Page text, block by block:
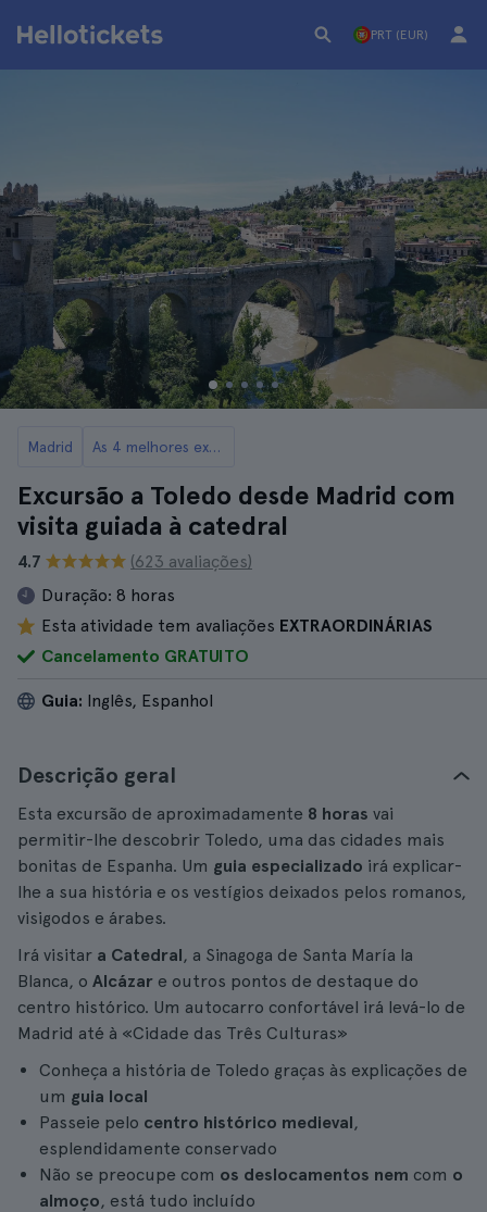
PRT (EUR)
Madrid As 4 melhores excursões a Toledo a partir de Madrid
Excursão a Toledo desde Madrid com
visita guiada à catedral
4.7
(623 avaliações)
Duração: 8 horas
Esta atividade tem avaliações EXTRAORDINÁRIAS
Cancelamento GRATUITO
Guia: Inglês, Espanhol
Descrição geral
Esta excursão de aproximadamente 8 horas vai
permitir-lhe descobrir Toledo, uma das cidades mais
bonitas de Espanha. Um guia especializado irá explicar-
lhe a sua história e os vestígios deixados pelos romanos,
visigodos e árabes.
Irá visitar a Catedral, a Sinagoga de Santa María la
Blanca, o Alcázar e outros pontos de destaque do
centro histórico. Um autocarro confortável irá levá-lo de
Madrid até à «Cidade das Três Culturas»
Conheça a história de Toledo graças às explicações de
um guia local
Passeie pelo centro histórico medieval,
esplendidamente conservado
Não se preocupe com os deslocamentos nem com o
almoço, está tudo incluído